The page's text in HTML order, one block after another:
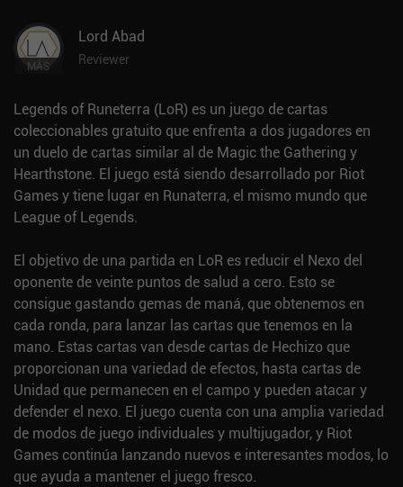
MÁS
Lord Abad
Reviewer
Legends of Runeterra (LoR) es un juego de cartas
coleccionables gratuito que enfrenta a dos jugadores en
un duelo de cartas similar al de Magic the Gathering y
Hearthstone. El juego está siendo desarrollado por Riot
Games y tiene lugar en Runaterra, el mismo mundo que
League of Legends.
El objetivo de una partida en LoR es reducir el Nexo del
oponente de veinte puntos de salud a cero. Esto se
consigue gastando gemas de maná, que obtenemos en
cada ronda, para lanzar las cartas que tenemos en la
mano. Estas cartas van desde cartas de Hechizo que
proporcionan una variedad de efectos, hasta cartas de
Unidad que permanecen en el campo y pueden atacar y
defender el nexo. El juego cuenta con una amplia variedad
de modos de juego individuales y multijugador, y Riot
Games continúa lanzando nuevos e interesantes modos, lo
que ayuda a mantener el juego fresco.